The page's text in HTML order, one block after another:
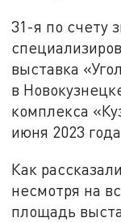
31-я по счету
выставка
в
комплекса
июня 2023
Как
несмотря на
площадь